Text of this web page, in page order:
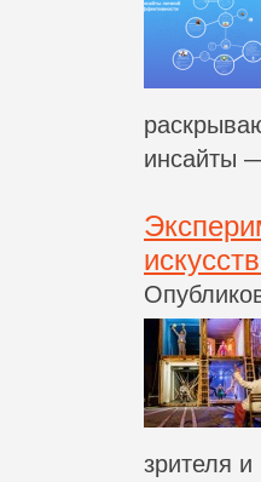
инсайты
зрителя